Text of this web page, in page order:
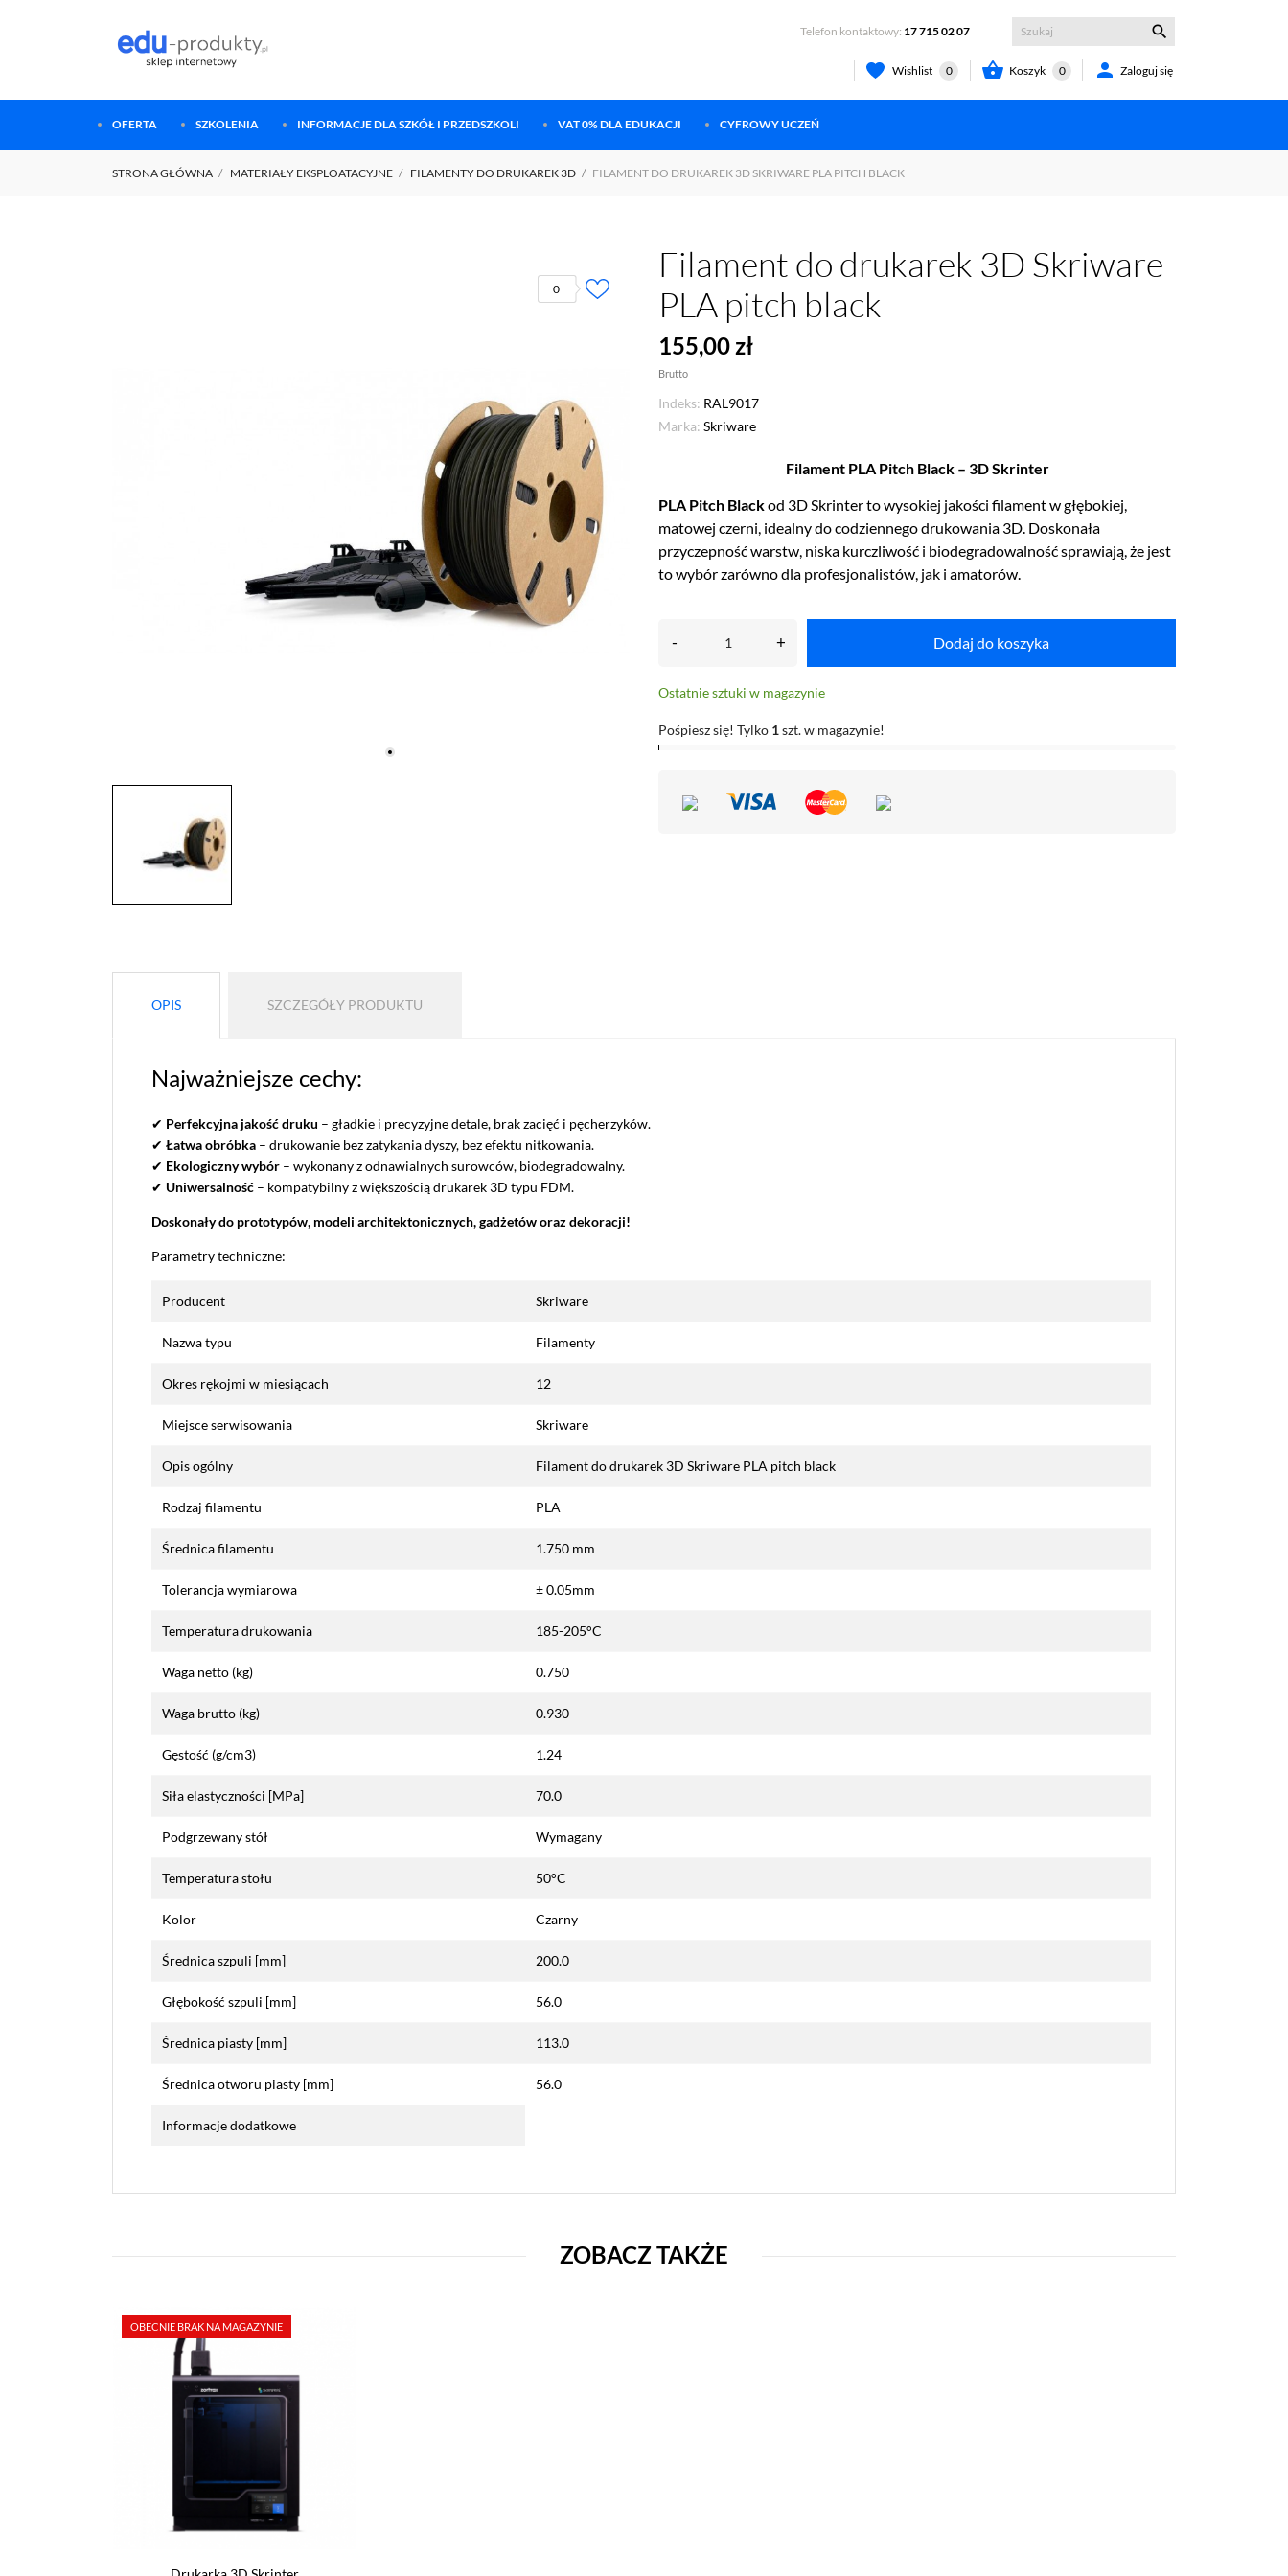
Telefon kontaktowy: 17 715 02 07 
Wishlist 0  Koszyk 0  Zaloguj się
OFERTA SZKOLENIA INFORMACJE DLA SZKÓŁ I PRZEDSZKOLI VAT 0% DLA EDUKACJI CYFROWY UCZEŃ
STRONA GŁÓWNA MATERIAŁY EKSPLOATACYJNE FILAMENTY DO DRUKAREK 3D FILAMENT DO DRUKAREK 3D SKRIWARE PLA PITCH BLACK
0
Filament do drukarek 3D Skriware
PLA pitch black
155,00 zł
Brutto
Indeks: RAL9017
Marka: Skriware
Filament PLA Pitch Black – 3D Skrinter
PLA Pitch Blackod 3D Skrinter to wysokiej jakości filament w głębokiej,
matowej czerni, idealny do codziennego drukowania 3D. Doskonała
przyczepność warstw, niska kurczliwość i biodegradowalność sprawiają, że jest
to wybór zarówno dla profesjonalistów, jak i amatorów.
- + Dodaj do koszyka
Ostatnie sztuki w magazynie
Pośpiesz się! Tylko 1szt. w magazynie!
OPIS SZCZEGÓŁY PRODUKTU
Najważniejsze cechy:
✔ Perfekcyjna jakość druku – gładkie i precyzyjne detale, brak zacięć i pęcherzyków.
✔ Łatwa obróbka – drukowanie bez zatykania dyszy, bez efektu nitkowania.
✔ Ekologiczny wybór – wykonany z odnawialnych surowców, biodegradowalny.
✔ Uniwersalność – kompatybilny z większością drukarek 3D typu FDM.
Doskonały do prototypów, modeli architektonicznych, gadżetów oraz dekoracji!
Parametry techniczne:
Producent Skriware
Nazwa typu Filamenty
Okres rękojmi w miesiącach 12
Miejsce serwisowania Skriware
Opis ogólny Filament do drukarek 3D Skriware PLA pitch black
Rodzaj filamentu PLA
Średnica filamentu 1.750 mm
Tolerancja wymiarowa ± 0.05mm
Temperatura drukowania 185-205°C
Waga netto (kg) 0.750
Waga brutto (kg) 0.930
Gęstość (g/cm3) 1.24
Siła elastyczności [MPa] 70.0
Podgrzewany stół Wymagany
Temperatura stołu 50°C
Kolor Czarny
Średnica szpuli [mm] 200.0
Głębokość szpuli [mm] 56.0
Średnica piasty [mm] 113.0
Średnica otworu piasty [mm] 56.0
Informacje dodatkowe
ZOBACZ TAKŻE
OBECNIE BRAK NA MAGAZYNIE